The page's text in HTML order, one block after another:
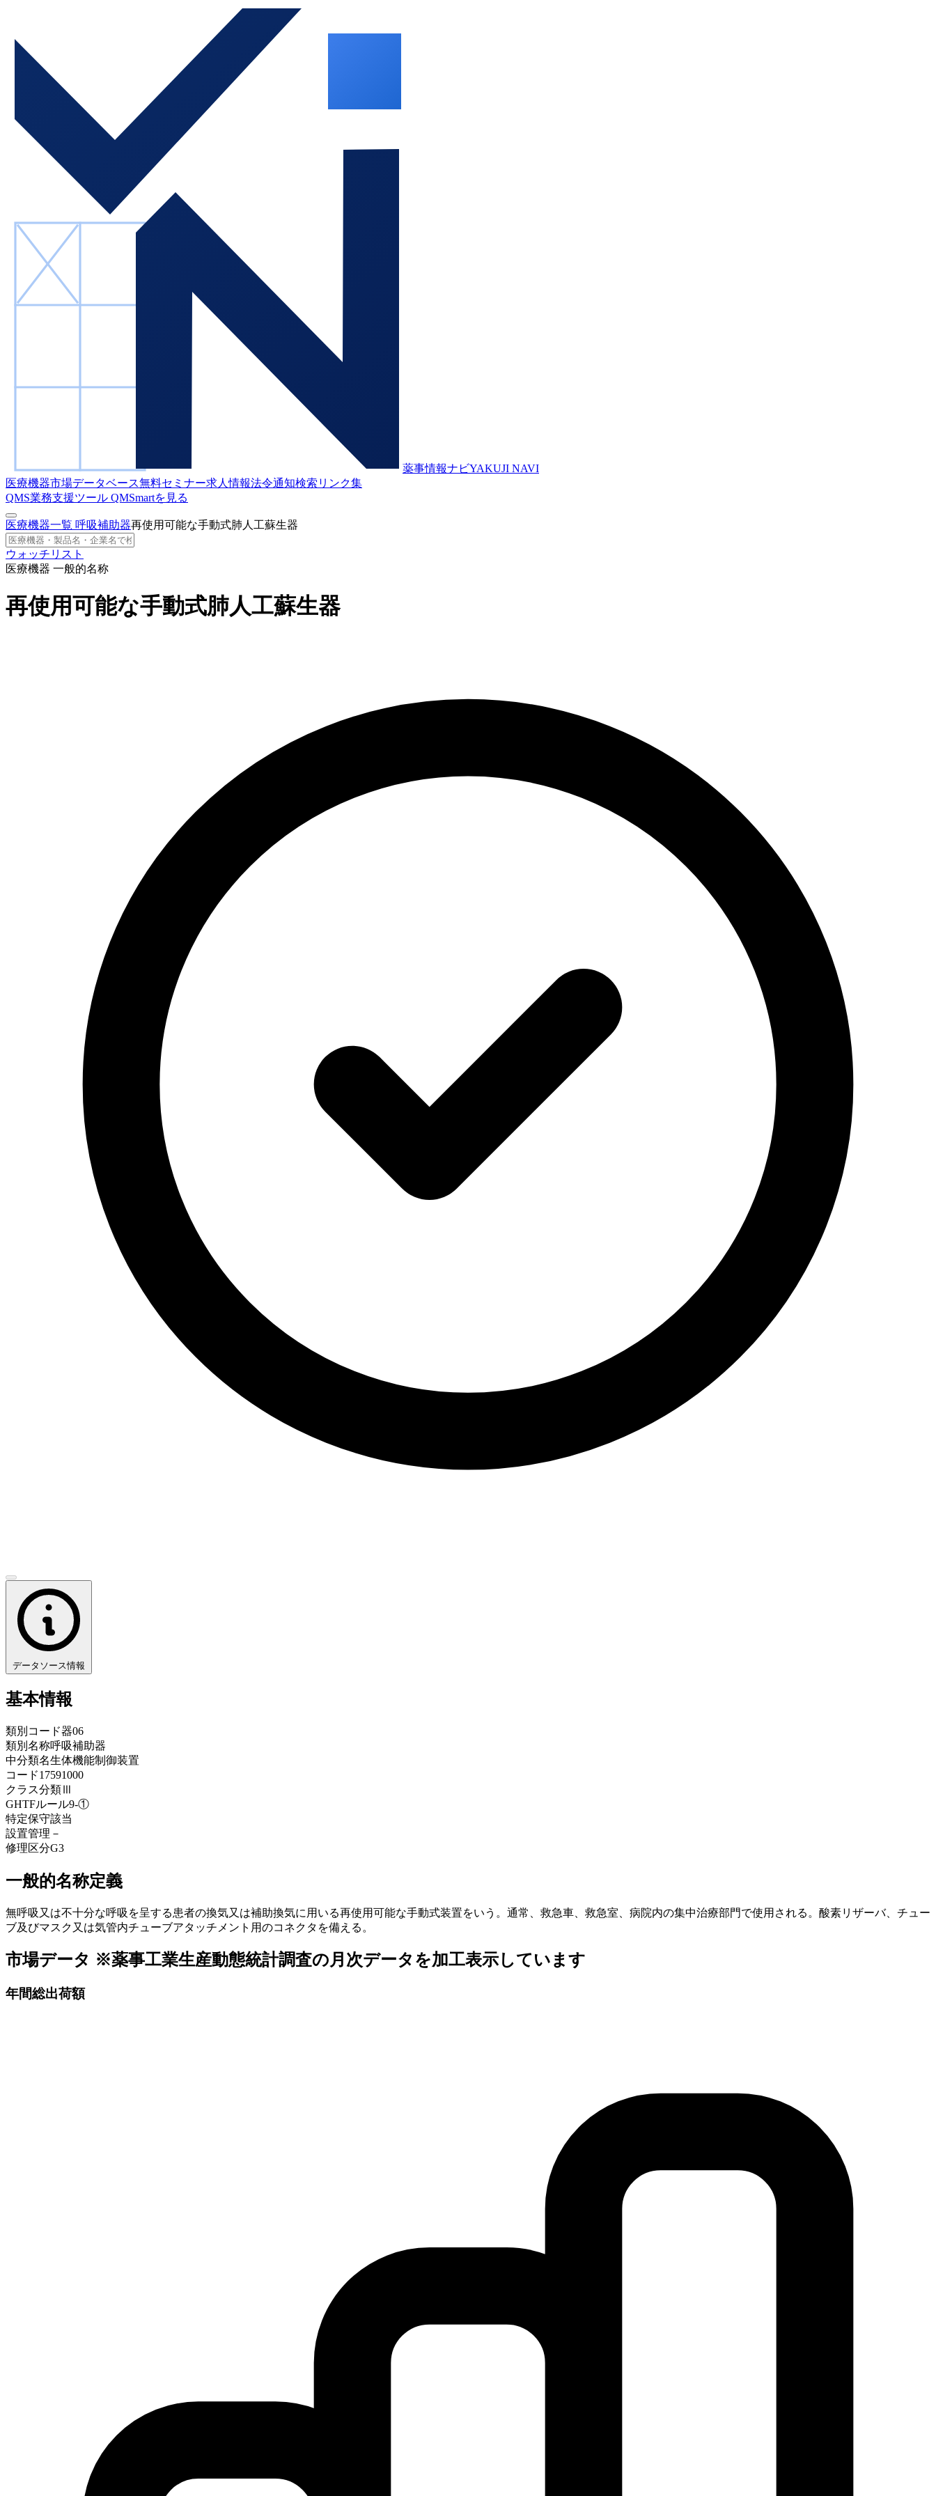
薬事情報ナビYAKUJI NAVI
医療機器市場データベース無料セミナー求人情報法令通知検索 リンク集
QMS業務支援ツール QMSmartを見る
医療機器一覧 呼吸補助器再使用可能な手動式肺人工蘇生器
ウォッチリスト
医療機器 一般的名称
再使用可能な手動式肺人工蘇生器
データソース情報
基本情報
類別コード器06
類別名称呼吸補助器
中分類名生体機能制御装置
コード17591000
クラス分類Ⅲ
GHTFルール9-①
特定保守該当
設置管理 －
修理区分G3
一般的名称定義
無呼吸又は不十分な呼吸を呈する患者の換気又は補助換気に用いる再使用可能な手動式装置をいう。通常、救急車、救急室、病院内の集中治療部門で使用される。酸素リザーバ、チュー
ブ及びマスク又は気管内チューブアタッチメント用のコネクタを備える。
市場データ ※薬事工業生産動態統計調査の月次データを加工表示しています
年間総出荷額